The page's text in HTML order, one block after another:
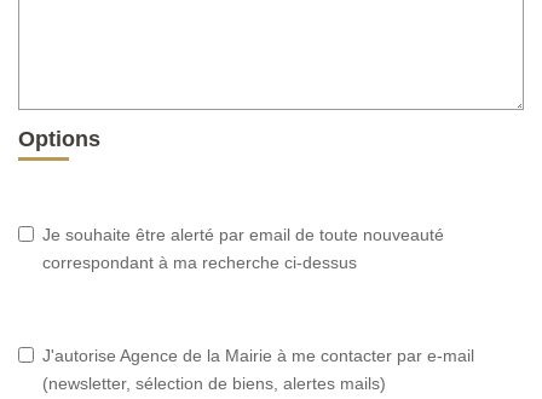
Options
Je souhaite être alerté par email de toute nouveauté
correspondant à ma recherche ci-dessus
J'autorise Agence de la Mairie à me contacter par e-mail
(newsletter, sélection de biens, alertes mails)